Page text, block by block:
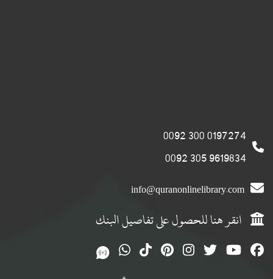
0197274 300 0092
9619834 305 0092
info@quranonlinelibrary.com
انقر هنا للحصول على تفاصيل البنك